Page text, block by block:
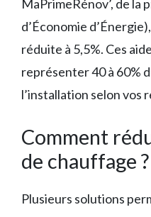
MaPrimeRénov’, de la
d’Économie
réduite à 5,5%. Ces
représenter 40 à 60%
l’installation selon vos
Comment
de chauffage ?
Plusieurs solutions